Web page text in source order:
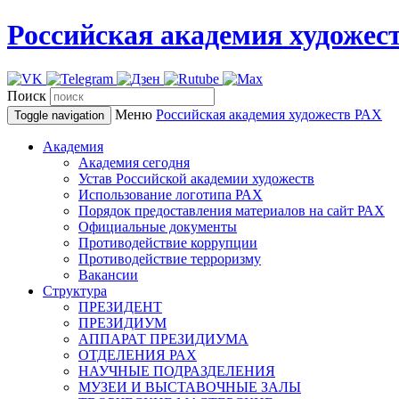
Российская академия
Поиск
Toggle navigation Меню Российская академия художеств РАХ
Академия
Академия сегодня
Устав Российской академии художеств
Использование логотипа РАХ
Порядок предоставления материалов на сайт РАХ
Официальные документы
Противодействие коррупции
Противодействие терроризму
Вакансии
Структура
ПРЕЗИДЕНТ
ПРЕЗИДИУМ
АППАРАТ ПРЕЗИДИУМА
ОТДЕЛЕНИЯ РАХ
НАУЧНЫЕ ПОДРАЗДЕЛЕНИЯ
МУЗЕИ И ВЫСТАВОЧНЫЕ ЗАЛЫ